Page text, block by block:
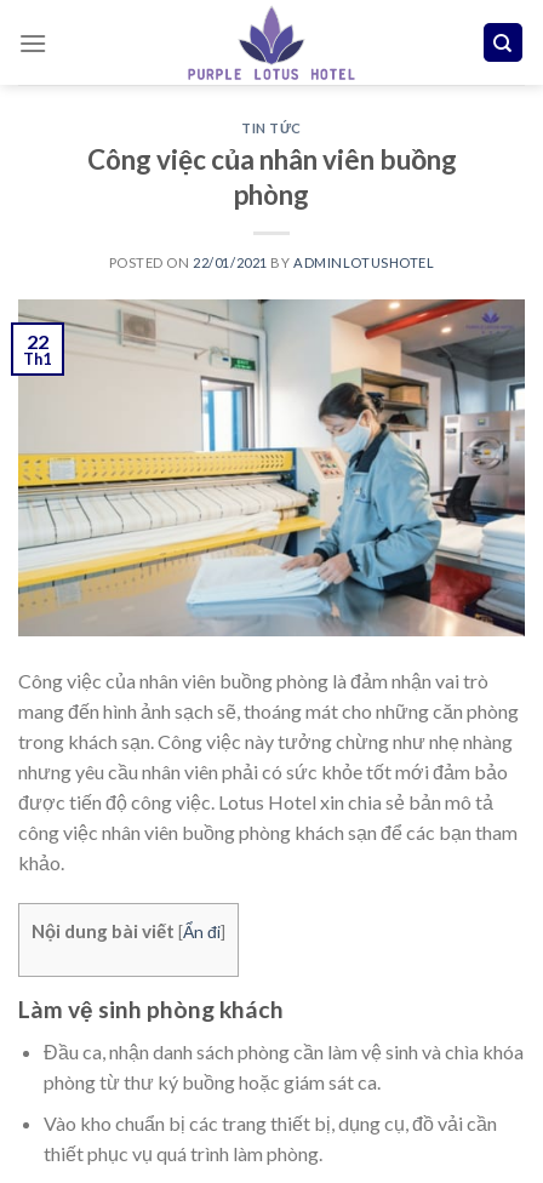
TIN TỨC
Công việc của nhân viên buồng
phòng
POSTED ON 22/01/2021 BY ADMINLOTUSHOTEL
22
Th1
Công việc của nhân viên buồng phòng là đảm nhận vai trò
mang đến hình ảnh sạch sẽ, thoáng mát cho những căn phòng
trong khách sạn. Công việc này tưởng chừng như nhẹ nhàng
nhưng yêu cầu nhân viên phải có sức khỏe tốt mới đảm bảo
được tiến độ công việc. Lotus Hotel xin chia sẻ bản mô tả
công việc nhân viên buồng phòng khách sạn để các bạn tham
khảo.
Nội dung bài viết [Ẩn đi]
Làm vệ sinh phòng khách
Đầu ca, nhận danh sách phòng cần làm vệ sinh và chìa khóa
phòng từ thư ký buồng hoặc giám sát ca.
Vào kho chuẩn bị các trang thiết bị, dụng cụ, đồ vải cần
thiết phục vụ quá trình làm phòng.